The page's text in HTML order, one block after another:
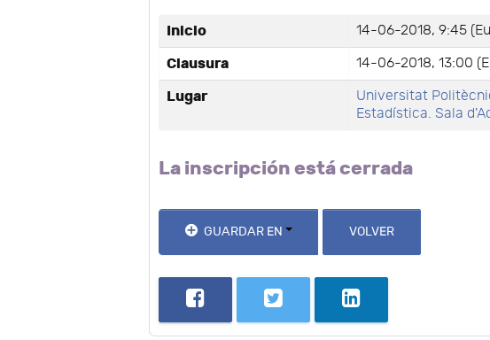
Inicio 14-06-2018, 9:45
Clausura 14-06-2018, 13:00
Lugar
Universitat
Estadística. Sala
La inscripción está cerrada
GUARDAR EN VOLVER